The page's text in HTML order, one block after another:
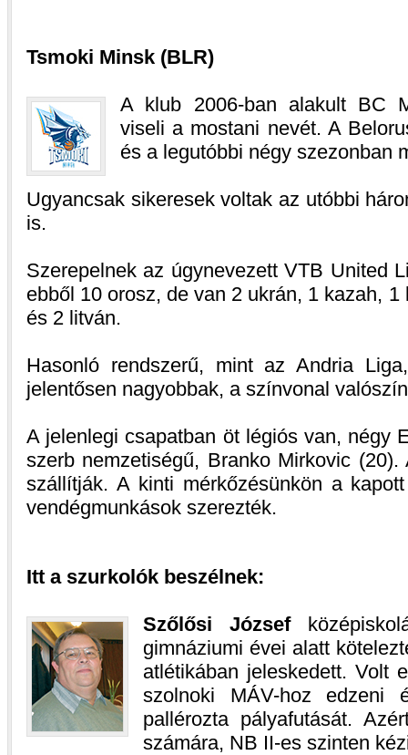
Tsmoki Minsk (BLR)
A klub 2006-ban alakult BC
viseli a mostani nevét. A
és a legutóbbi négy szezonban
Ugyancsak sikeresek voltak az utóbbi
is.
Szerepelnek az úgynevezett VTB United
ebből 10 orosz, de van 2 ukrán, 1 kazah,
és 2 litván.
Hasonló rendszerű, mint az Andria
jelentősen nagyobbak, a színvonal
A jelenlegi csapatban öt légiós van, négy
szerb nemzetiségű, Branko Mirkovic
szállítják. A kinti mérkőzésünkön a
vendégmunkások szerezték.
Itt a szurkolók beszélnek:
Szőlősi József
gimnáziumi évei alatt
atlétikában jeleskedett. Volt
szolnoki MÁV-hoz
pallérozta pályafutását.
számára, NB II-es szinten